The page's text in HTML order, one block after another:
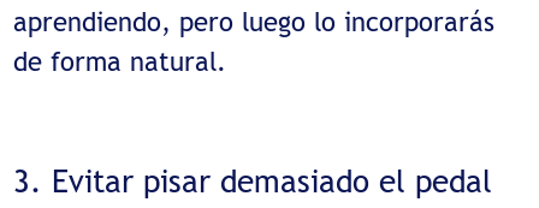
aprendiendo, pero luego lo incorporarás
de forma natural.
3. Evitar pisar demasiado el pedal